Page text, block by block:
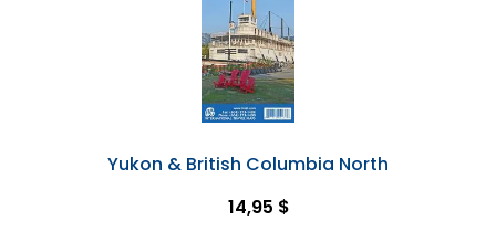
Yukon & British Columbia North
14,95 $